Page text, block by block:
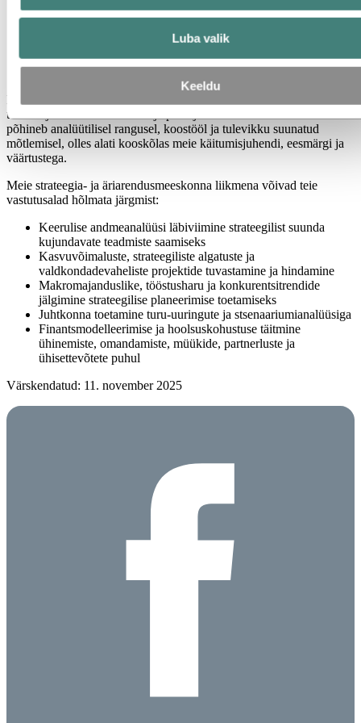
Luba valik
Keeldu
Me ühendame andmepõhised teadmised sügava turuteadmisega, et
toetada jätkusuutlikku kasvu ja pikaajalist väärtuse loomist. Meie töö
põhineb analüütilisel rangusel, koostööl ja tulevikku suunatud
mõtlemisel, olles alati kooskõlas meie käitumisjuhendi, eesmärgi ja
väärtustega.
Meie strateegia- ja äriarendusmeeskonna liikmena võivad teie
vastutusalad hõlmata järgmist:
Keerulise andmeanalüüsi läbiviimine strateegilist suunda
kujundavate teadmiste saamiseks
Kasvuvõimaluste, strateegiliste algatuste ja
valdkondadevaheliste projektide tuvastamine ja hindamine
Makromajanduslike, tööstusharu ja konkurentsitrendide
jälgimine strateegilise planeerimise toetamiseks
Juhtkonna toetamine turu-uuringute ja stsenaariumianalüüsiga
Finantsmodelleerimise ja hoolsuskohustuse täitmine
ühinemiste, omandamiste, müükide, partnerluste ja
ühisettevõtete puhul
Värskendatud: 11. november 2025